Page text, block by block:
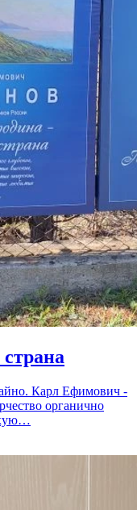
Карл Ефимович -
органично